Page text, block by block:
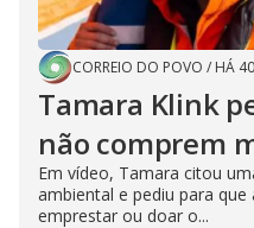
CORREIO DO POVO / HÁ
Tamara Klink
não comprem
Em vídeo, Tamara citou
ambiental e pediu para
emprestar ou doar o...